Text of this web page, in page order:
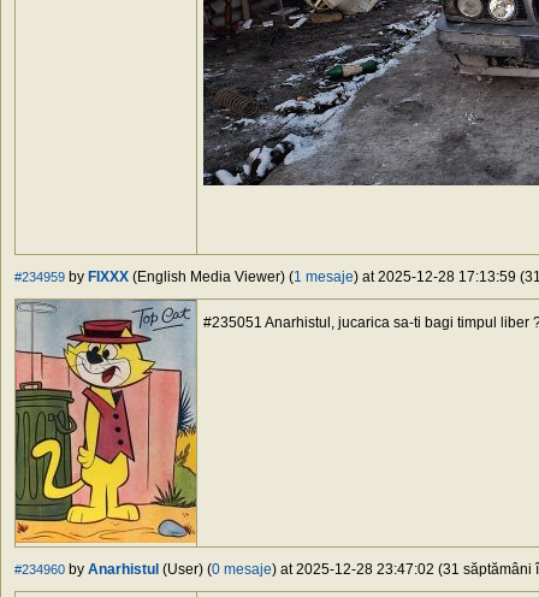
#234959 by FIXXX (English Media Viewer) (1 mesaje) at 2025-12-28 17:13:59
#235051 Anarhistul, jucarica sa-ti bagi timpul liber
#234960 by Anarhistul (User) (0 mesaje) at 2025-12-28 23:47:02 (31 săptămâni